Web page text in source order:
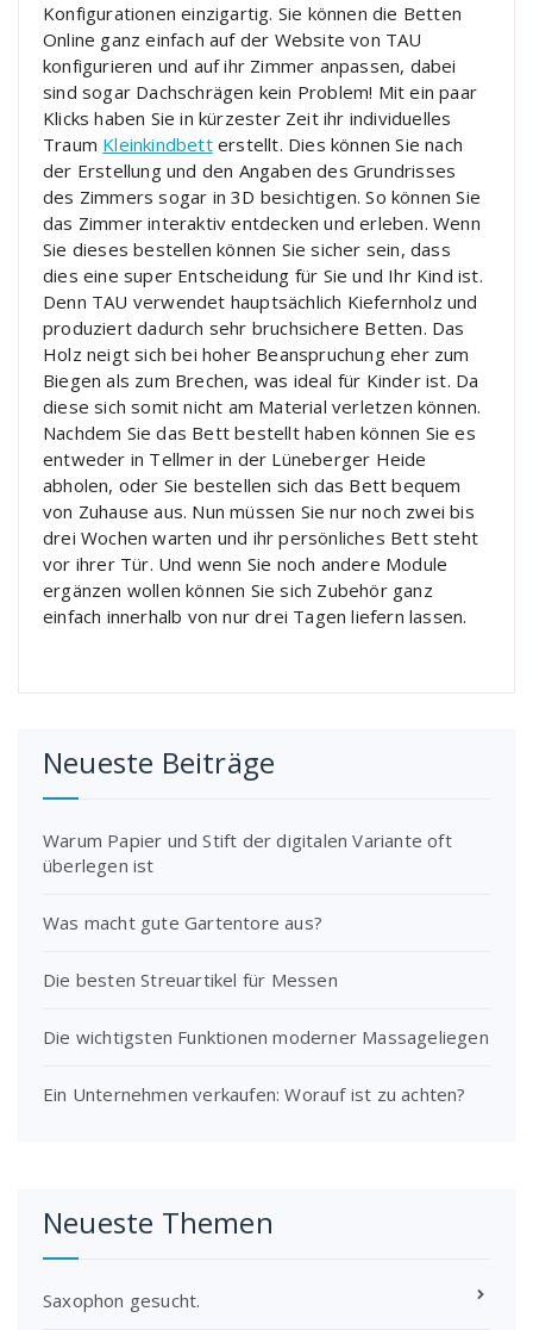
Konfigurationen einzigartig. Sie können die Betten
Online ganz einfach auf der Website von TAU
konfigurieren und auf ihr Zimmer anpassen, dabei
sind sogar Dachschrägen kein Problem! Mit ein paar
Klicks haben Sie in kürzester Zeit ihr individuelles
Traum Kleinkindbetterstellt. Dies können Sie nach
der Erstellung und den Angaben des Grundrisses
des Zimmers sogar in 3D besichtigen. So können Sie
das Zimmer interaktiv entdecken und erleben. Wenn
Sie dieses bestellen können Sie sicher sein, dass
dies eine super Entscheidung für Sie und Ihr Kind ist.
Denn TAU verwendet hauptsächlich Kiefernholz und
produziert dadurch sehr bruchsichere Betten. Das
Holz neigt sich bei hoher Beanspruchung eher zum
Biegen als zum Brechen, was ideal für Kinder ist. Da
diese sich somit nicht am Material verletzen können.
Nachdem Sie das Bett bestellt haben können Sie es
entweder in Tellmer in der Lüneberger Heide
abholen, oder Sie bestellen sich das Bett bequem
von Zuhause aus. Nun müssen Sie nur noch zwei bis
drei Wochen warten und ihr persönliches Bett steht
vor ihrer Tür. Und wenn Sie noch andere Module
ergänzen wollen können Sie sich Zubehör ganz
einfach innerhalb von nur drei Tagen liefern lassen.
Neueste Beiträge
Warum Papier und Stift der digitalen Variante oft
überlegen ist
Was macht gute Gartentore aus?
Die besten Streuartikel für Messen
Die wichtigsten Funktionen moderner Massageliegen
Ein Unternehmen verkaufen: Worauf ist zu achten?
Neueste Themen
Saxophon gesucht.